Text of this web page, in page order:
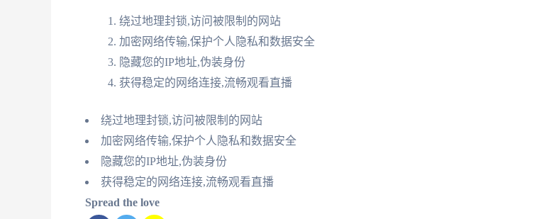
绕过地理封锁,访问被限制的网站
加密网络传输,保护个人隐私和数据安全
隐藏您的IP地址,伪装身份
获得稳定的网络连接,流畅观看直播
绕过地理封锁,访问被限制的网站
加密网络传输,保护个人隐私和数据安全
隐藏您的IP地址,伪装身份
获得稳定的网络连接,流畅观看直播
Spread the love